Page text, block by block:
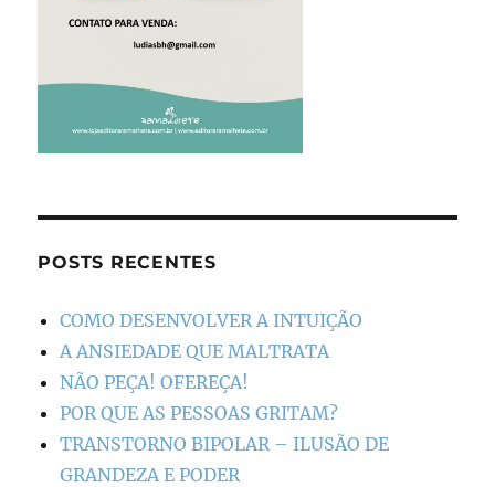
POSTS RECENTES
COMO DESENVOLVER A INTUIÇÃO
A ANSIEDADE QUE MALTRATA
NÃO PEÇA! OFEREÇA!
POR QUE AS PESSOAS GRITAM?
TRANSTORNO BIPOLAR – ILUSÃO DE
GRANDEZA E PODER